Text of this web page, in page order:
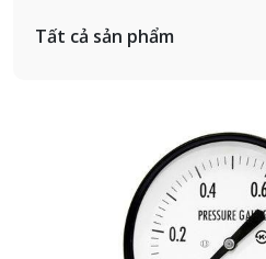
Tất cả sản phẩm